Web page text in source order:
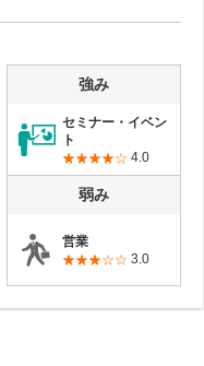
強み
セミナー・イベン
ト
4.0
弱み
営業
3.0